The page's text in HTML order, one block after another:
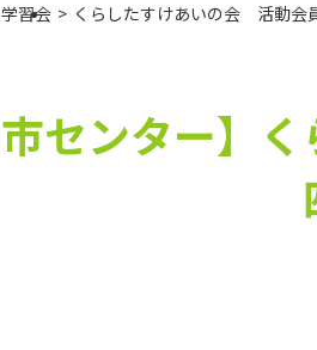
習会 くらしたすけあいの会 活動
センター】